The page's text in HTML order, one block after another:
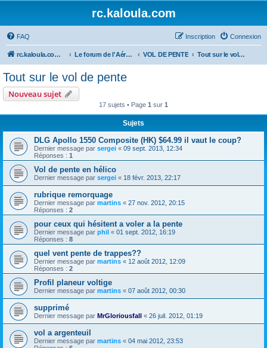
rc.kaloula.com
FAQ Connexion
Inscription
rc.kaloula.com Aéromodélisme Le forum de l'Aéromodélisme VOL DE PENTE Tout sur le vol de pente
Tout sur le vol de pente
Nouveau sujet
17 sujets • Page 1 sur 1
Sujets
DLG Apollo 1550 Composite (HK) $64.99 il vaut le coup?
Dernier message par sergei « 09 sept. 2013, 12:34
Réponses : 1
Vol de pente en hélico
Dernier message par sergei « 18 févr. 2013, 22:17
rubrique remorquage
Dernier message par martins « 27 nov. 2012, 20:15
Réponses : 2
pour ceux qui hésitent a voler a la pente
Dernier message par phil « 01 sept. 2012, 16:19
Réponses : 8
quel vent pente de trappes??
Dernier message par martins « 12 août 2012, 12:09
Réponses : 2
Profil planeur voltige
Dernier message par martins « 07 août 2012, 00:30
supprimé
Dernier message par MrGloriousfall « 26 juil. 2012, 01:19
vol a argenteuil
Dernier message par martins « 04 mai 2012, 23:53